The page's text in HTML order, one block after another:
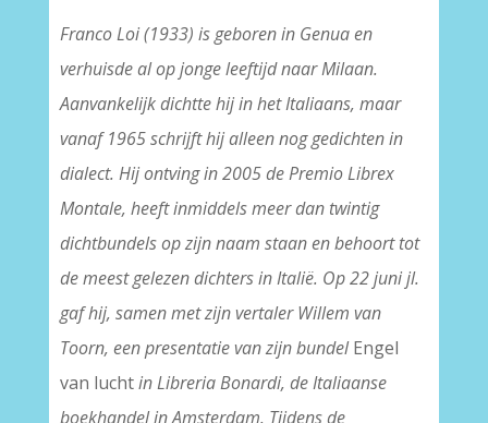
Franco Loi (1933) is geboren in Genua en
verhuisde al op jonge leeftijd naar Milaan.
Aanvankelijk dichtte hij in het Italiaans, maar
vanaf 1965 schrijft hij alleen nog gedichten in
dialect. Hij ontving in 2005 de Premio Librex
Montale, heeft inmiddels meer dan twintig
dichtbundels op zijn naam staan en behoort tot
de meest gelezen dichters in Italië. Op 22 juni jl.
gaf hij, samen met zijn vertaler Willem van
Toorn, een presentatie van zijn bundelEngel
van luchtin Libreria Bonardi, de Italiaanse
boekhandel in Amsterdam. Tijdens de